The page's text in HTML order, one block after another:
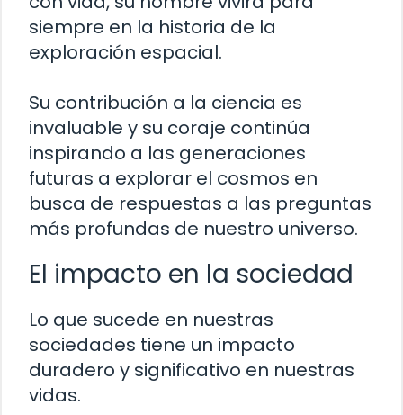
siempre en la historia de la
exploración espacial.
Su contribución a la ciencia es
invaluable y su coraje continúa
inspirando a las generaciones
futuras a explorar el cosmos en
busca de respuestas a las preguntas
más profundas de nuestro universo.
El impacto en la sociedad
Lo que sucede en nuestras
sociedades tiene un impacto
duradero y significativo en nuestras
vidas.